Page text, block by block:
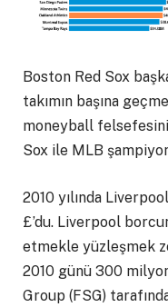
Boston Red Sox
takımın başına
moneyball
Sox ile MLB
2010 yılında
£’du. Liverpool
etmekle yüzleşmek
2010 günü 300
Group (FSG)